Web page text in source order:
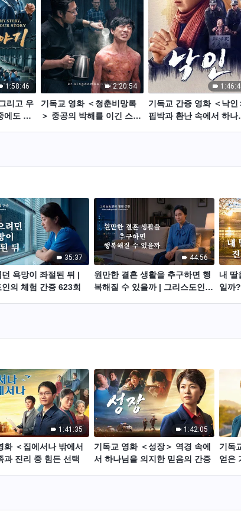
1:58:46
리고 우
에도 하
2:20:54
기독교 영화 ＜청춘비망록
＞ 중공의 박해를 이긴 스무
기독교 간증 영화 ＜낙인
핍박과 환난 속에서 하나
35:37
던 욕망이 좌절된 뒤 |
의 체험 간증 623회
44:56
원만한 결혼 생활을 추구하면 행
복해질 수 있을까 | 그리스도인의
내 딸
일까
1:41:35
밖에서
과 진리 중 힘든 선택
1:42:05
기독교 영화 ＜성장＞ 역경 속에
서 하나님을 의지한 믿음의 간증
기독
얻은